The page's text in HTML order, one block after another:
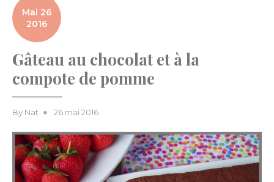
Mai 26
2016
Gâteau au chocolat et à la
compote de pomme
By Nat
Posted
26 mai 2016